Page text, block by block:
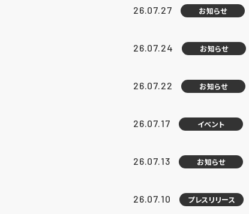
26.07.27 お知らせ
26.07.24 お知らせ
26.07.22 お知らせ
26.07.17 イベント
26.07.13 お知らせ
26.07.10 プレスリリース